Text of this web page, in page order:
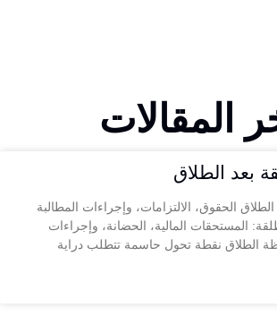
المقالات
بعد الطلاق
الحقوق، الالتزامات، وإجراءات المطالبة
المستحقات المالية، الحضانة، وإجراءات
الطلاق نقطة تحول حاسمة تتطلب دراية